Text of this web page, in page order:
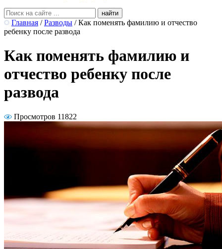
Главная / Разводы / Как поменять фамилию и отчество
ребенку после развода
Как поменять фамилию и
отчество ребенку после
развода
Просмотров 11822